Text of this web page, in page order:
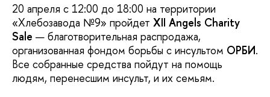
20 апреля с 12:00 до 18:00 на территории
«Хлебозавода №9» пройдет XII Angels Charity
Sale — благотворительная распродажа,
организованная фондом борьбы с инсультом ОРБИ.
Все собранные средства пойдут на помощь
людям, перенесшим инсульт, и их семьям.